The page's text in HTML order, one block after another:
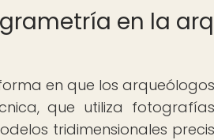
en la
en que los
que utiliza
tridimensionales